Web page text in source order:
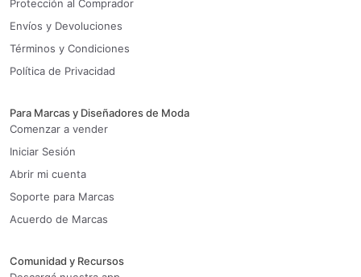
Protección al Comprador
Envíos y Devoluciones
Términos y Condiciones
Política de Privacidad
Para Marcas y Diseñadores de Moda
Comenzar a vender
Iniciar Sesión
Abrir mi cuenta
Soporte para Marcas
Acuerdo de Marcas
Comunidad y Recursos